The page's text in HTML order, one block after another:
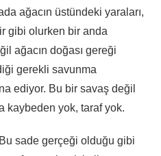
ağacın üstündeki yaraları,
gibi olurken bir anda
ağacın doğası gereği
gerekli savunma
ediyor. Bu bir savaş değil
kaybeden yok, taraf yok.
sade gerçeği olduğu gibi